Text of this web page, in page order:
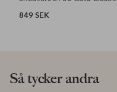
849 SEK
Så tycker andra